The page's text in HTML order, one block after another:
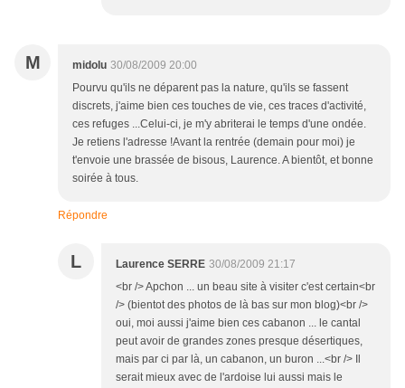
M midolu 30/08/2009 20:00
Pourvu qu'ils ne déparent pas la nature, qu'ils se fassent
discrets, j'aime bien ces touches de vie, ces traces d'activité,
ces refuges ...Celui-ci, je m'y abriterai le temps d'une ondée.
Je retiens l'adresse !Avant la rentrée (demain pour moi) je
t'envoie une brassée de bisous, Laurence. A bientôt, et bonne
soirée à tous.
Répondre
L Laurence SERRE 30/08/2009 21:17
<br /> Apchon ... un beau site à visiter c'est certain<br
/> (bientot des photos de là bas sur mon blog)<br />
oui, moi aussi j'aime bien ces cabanon ... le cantal
peut avoir de grandes zones presque désertiques,
mais par ci par là, un cabanon, un buron ...<br /> Il
serait mieux avec de l'ardoise lui aussi mais le